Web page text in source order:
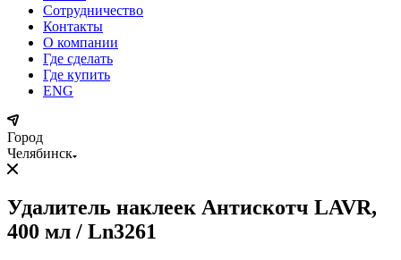
Сотрудничество
Контакты
О компании
Где сделать
Где купить
ENG
Город
Челябинск
Удалитель наклеек Антискотч LAVR,
400 мл / Ln3261